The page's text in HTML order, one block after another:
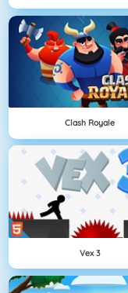
Clash Royale
Vex 3